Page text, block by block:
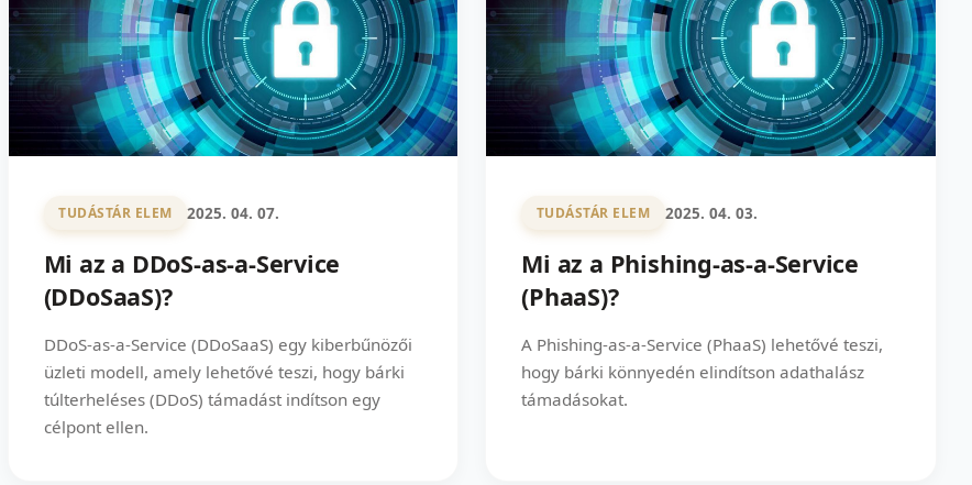
TUDÁSTÁR ELEM 2025. 04. 07.
Mi az a DDoS-as-a-Service
(DDoSaaS)?
DDoS-as-a-Service (DDoSaaS) egy kiberbűnözői
üzleti modell, amely lehetővé teszi, hogy bárki
túlterheléses (DDoS) támadást indítson egy
célpont ellen.
TUDÁSTÁR ELEM 2025. 04. 03.
Mi az a Phishing-as-a-Service
(PhaaS)?
A Phishing-as-a-Service (PhaaS) lehetővé teszi,
hogy bárki könnyedén elindítson adathalász
támadásokat.